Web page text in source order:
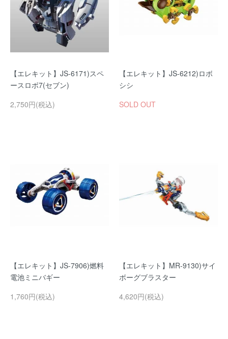
【エレキット】JS-6171)スペ
ースロボ7(セブン)
2,750円(税込)
【エレキット】JS-6212)ロボ
シシ
SOLD OUT
【エレキット】JS-7906)燃料
電池ミニバギー
1,760円(税込)
【エレキット】MR-9130)サイ
ボーグブラスター
4,620円(税込)